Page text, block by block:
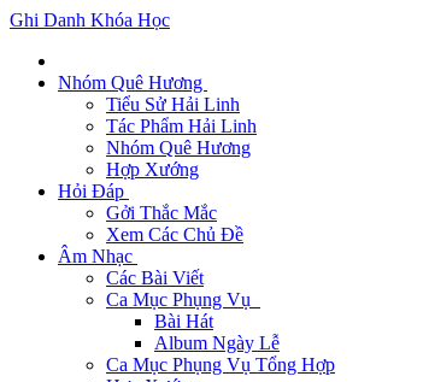
Ghi Danh Khóa Học
Nhóm Quê Hương
Tiểu Sử Hải Linh
Tác Phẩm Hải Linh
Nhóm Quê Hương
Hợp Xướng
Hỏi Đáp
Gởi Thắc Mắc
Xem Các Chủ Đề
Âm Nhạc
Các Bài Viết
Ca Mục Phụng Vụ
Bài Hát
Album Ngày Lễ
Ca Mục Phụng Vụ Tổng Hợp